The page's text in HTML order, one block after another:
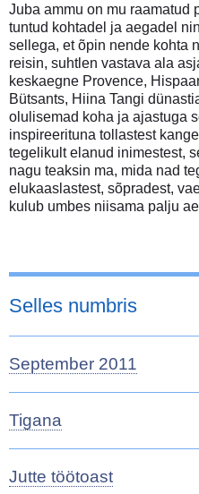
Juba ammu on mu raamatud
tuntud kohtadel ja aegadel
sellega, et õpin nende kohta
reisin, suhtlen vastava ala
keskaegne Provence,
Bütsants, Hiina Tangi
olulisemad koha ja ajastuga
inspireerituna tollastest
tegelikult elanud inimestest,
nagu teaksin ma, mida nad
elukaaslastest, sõpradest,
kulub umbes niisama palju
Selles numbris
September 2011
Tigana
Jutte töötoast